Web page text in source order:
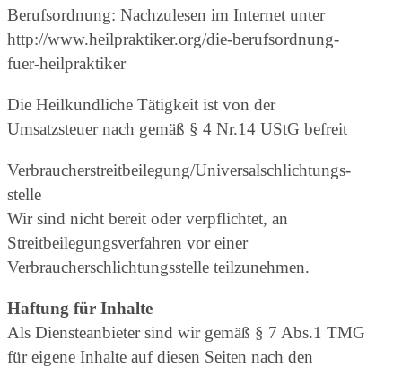
Berufsordnung: Nachzulesen im Internet unter
http://www.heilpraktiker.org/die-berufsordnung-
fuer-heilpraktiker
Die Heilkundliche Tätigkeit ist von der
Umsatzsteuer nach gemäß § 4 Nr.14 UStG befreit
Verbraucher­streit­beilegung/Universal­schlichtungs­
stelle
Wir sind nicht bereit oder verpflichtet, an
Streitbeilegungsverfahren vor einer
Verbraucherschlichtungsstelle teilzunehmen.
Haftung für Inhalte
Als Diensteanbieter sind wir gemäß § 7 Abs.1 TMG
für eigene Inhalte auf diesen Seiten nach den